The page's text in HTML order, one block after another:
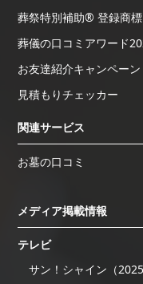
葬祭特別補助® 登録商
葬儀の口コミアワード
お友達紹介キャンペーン
見積もりチェッカー
関連サービス
お墓の口コミ
メディア掲載情報
テレビ
サン！シャイン（